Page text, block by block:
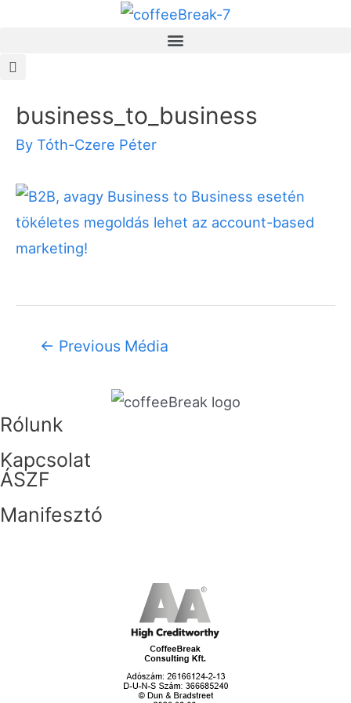
business_to_business
By Tóth-Czere Péter
← Previous Média
Rólunk
Kapcsolat
ÁSZF
Manifesztó